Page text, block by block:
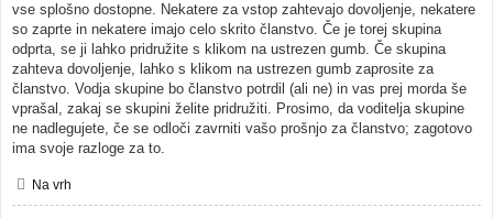
vse splošno dostopne. Nekatere za vstop zahtevajo dovoljenje, nekatere
so zaprte in nekatere imajo celo skrito članstvo. Če je torej skupina
odprta, se ji lahko pridružite s klikom na ustrezen gumb. Če skupina
zahteva dovoljenje, lahko s klikom na ustrezen gumb zaprosite za
članstvo. Vodja skupine bo članstvo potrdil (ali ne) in vas prej morda še
vprašal, zakaj se skupini želite pridružiti. Prosimo, da voditelja skupine
ne nadlegujete, če se odloči zavrniti vašo prošnjo za članstvo; zagotovo
ima svoje razloge za to.
Na vrh